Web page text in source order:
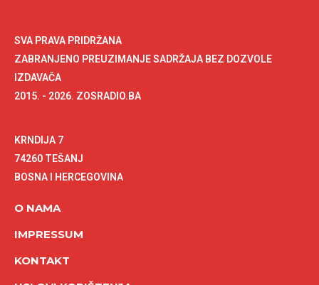
SVA PRAVA PRIDRŽANA
ZABRANJENO PREUZIMANJE SADRŽAJA BEZ DOZVOLE
IZDAVAČA
2015. - 2026. ZOSRADIO.BA
KRNDIJA 7
74260 TEŠANJ
BOSNA I HERCEGOVINA
O NAMA
IMPRESSUM
KONTAKT